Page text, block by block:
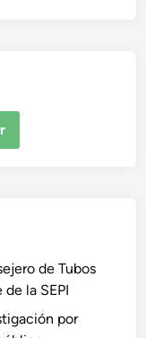
de Tubos
la SEPI
por